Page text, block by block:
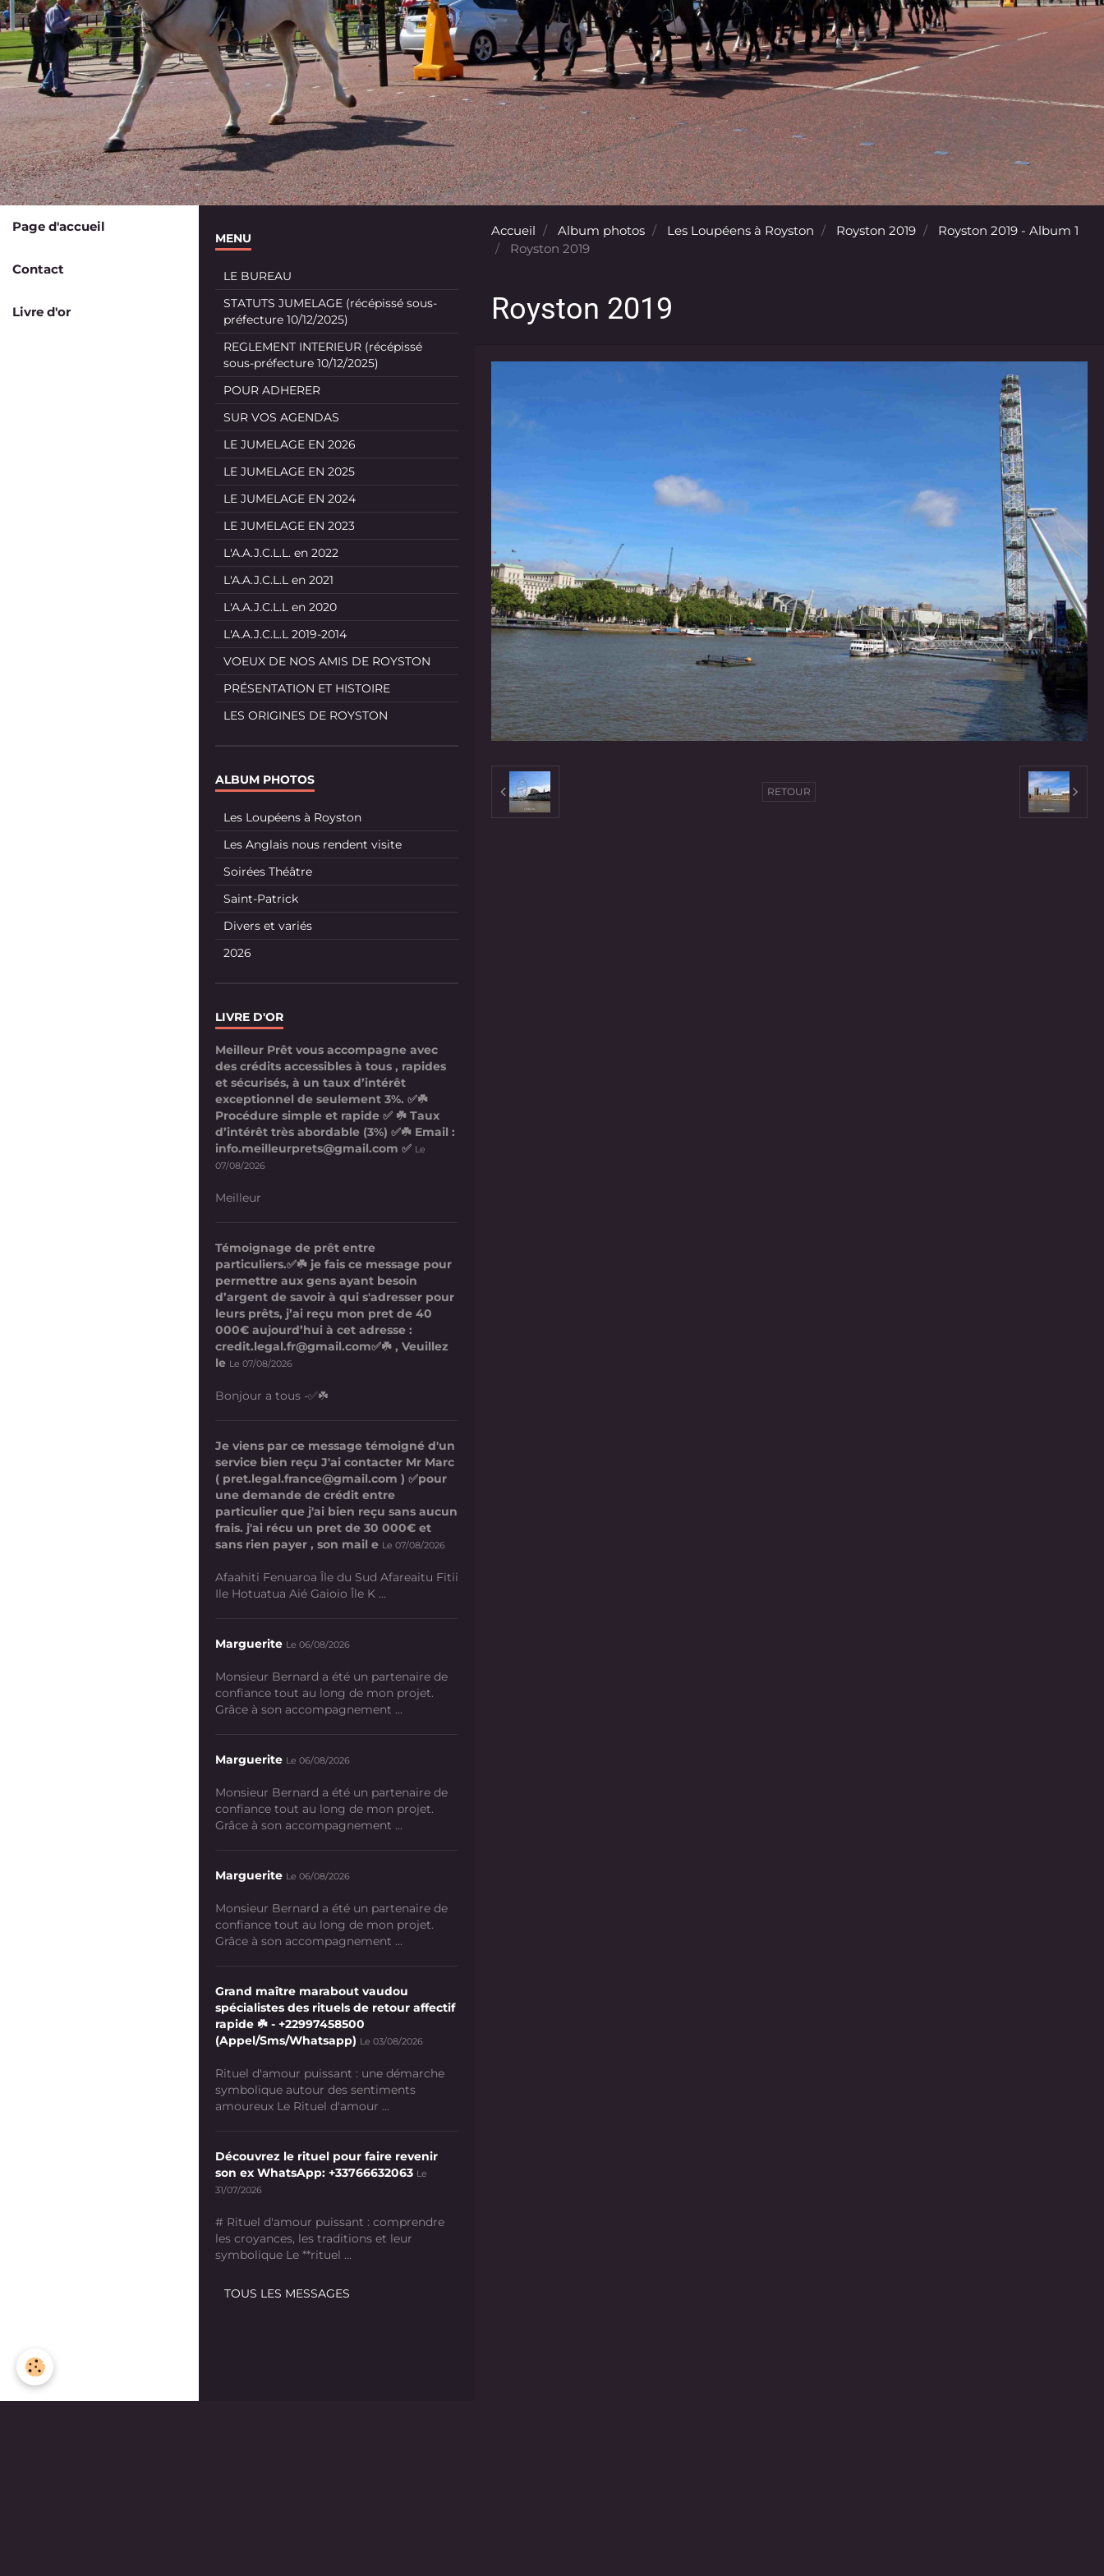
Page d'accueil
Contact
Livre d'or
Accueil Album photos Les Loupéens à Royston Royston 2019
Royston 2019 - Album 1
Royston 2019
Royston 2019
RETOUR
MENU
LE BUREAU
STATUTS JUMELAGE (récépissé sous-
préfecture 10/12/2025)
REGLEMENT INTERIEUR (récépissé
sous-préfecture 10/12/2025)
POUR ADHERER
SUR VOS AGENDAS
LE JUMELAGE EN 2026
LE JUMELAGE EN 2025
LE JUMELAGE EN 2024
LE JUMELAGE EN 2023
L'A.A.J.C.L.L. en 2022
L'A.A.J.C.L.L en 2021
L'A.A.J.C.L.L en 2020
L'A.A.J.C.L.L 2019-2014
VOEUX DE NOS AMIS DE ROYSTON
PRÉSENTATION ET HISTOIRE
LES ORIGINES DE ROYSTON
ALBUM PHOTOS
Les Loupéens à Royston
Les Anglais nous rendent visite
Soirées Théâtre
Saint-Patrick
Divers et variés
2026
LIVRE D'OR
Meilleur Prêt vous accompagne avec
des crédits accessibles à tous , rapides
et sécurisés, à un taux d’intérêt
exceptionnel de seulement 3%. ✅☘️
Procédure simple et rapide ✅ ☘️ Taux
d’intérêt très abordable (3%) ✅☘️ Email :
info.meilleurprets@gmail.com ✅ Le
07/08/2026
Meilleur
Témoignage de prêt entre
particuliers.✅☘️ je fais ce message pour
permettre aux gens ayant besoin
d’argent de savoir à qui s'adresser pour
leurs prêts, j’ai reçu mon pret de 40
000€ aujourd’hui à cet adresse :
credit.legal.fr@gmail.com✅☘️ , Veuillez
le Le 07/08/2026
Bonjour a tous -✅☘️
Je viens par ce message témoigné d'un
service bien reçu J'ai contacter Mr Marc
( pret.legal.france@gmail.com ) ✅pour
une demande de crédit entre
particulier que j'ai bien reçu sans aucun
frais. j'ai récu un pret de 30 000€ et
sans rien payer , son mail e Le 07/08/2026
Afaahiti Fenuaroa Île du Sud Afareaitu Fitii
Ile Hotuatua Aié Gaioio Île K ...
Marguerite Le 06/08/2026
Monsieur Bernard a été un partenaire de
confiance tout au long de mon projet.
Grâce à son accompagnement ...
Marguerite Le 06/08/2026
Monsieur Bernard a été un partenaire de
confiance tout au long de mon projet.
Grâce à son accompagnement ...
Marguerite Le 06/08/2026
Monsieur Bernard a été un partenaire de
confiance tout au long de mon projet.
Grâce à son accompagnement ...
Grand maître marabout vaudou
spécialistes des rituels de retour affectif
rapide ☘️ - +22997458500
(Appel/Sms/Whatsapp) Le 03/08/2026
Rituel d'amour puissant : une démarche
symbolique autour des sentiments
amoureux Le Rituel d'amour ...
Découvrez le rituel pour faire revenir
son ex WhatsApp: +33766632063 Le
31/07/2026
# Rituel d'amour puissant : comprendre
les croyances, les traditions et leur
symbolique Le **rituel ...
TOUS LES MESSAGES